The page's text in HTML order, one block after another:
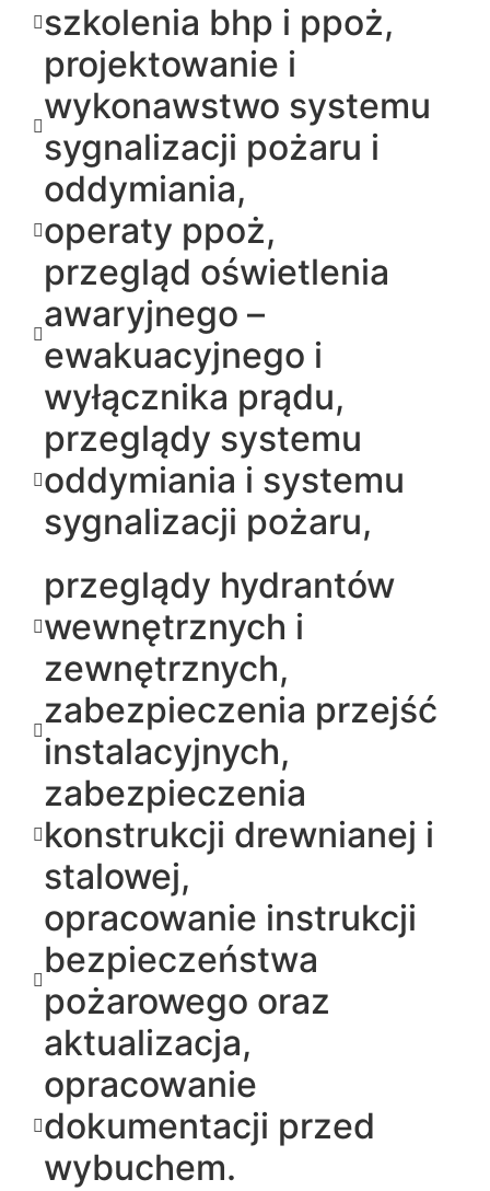
szkolenia bhp i ppoż,
projektowanie i
wykonawstwo systemu
sygnalizacji pożaru i
oddymiania,
operaty ppoż,
przegląd oświetlenia
awaryjnego –
ewakuacyjnego i
wyłącznika prądu,
przeglądy systemu
oddymiania i systemu
sygnalizacji pożaru,
przeglądy hydrantów
wewnętrznych i
zewnętrznych,
zabezpieczenia przejść
instalacyjnych,
zabezpieczenia
konstrukcji drewnianej i
stalowej,
opracowanie instrukcji
bezpieczeństwa
pożarowego oraz
aktualizacja,
opracowanie
dokumentacji przed
wybuchem.